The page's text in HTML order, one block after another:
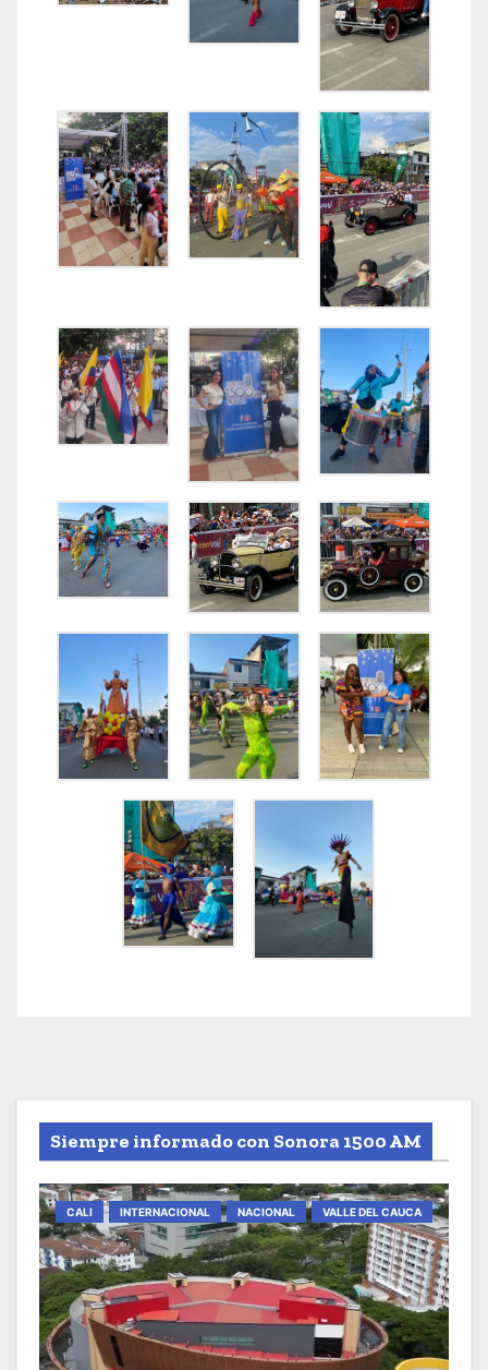
Siempre informado con Sonora 1500 AM
CALI INTERNACIONAL NACIONAL VALLE DEL CAUCA